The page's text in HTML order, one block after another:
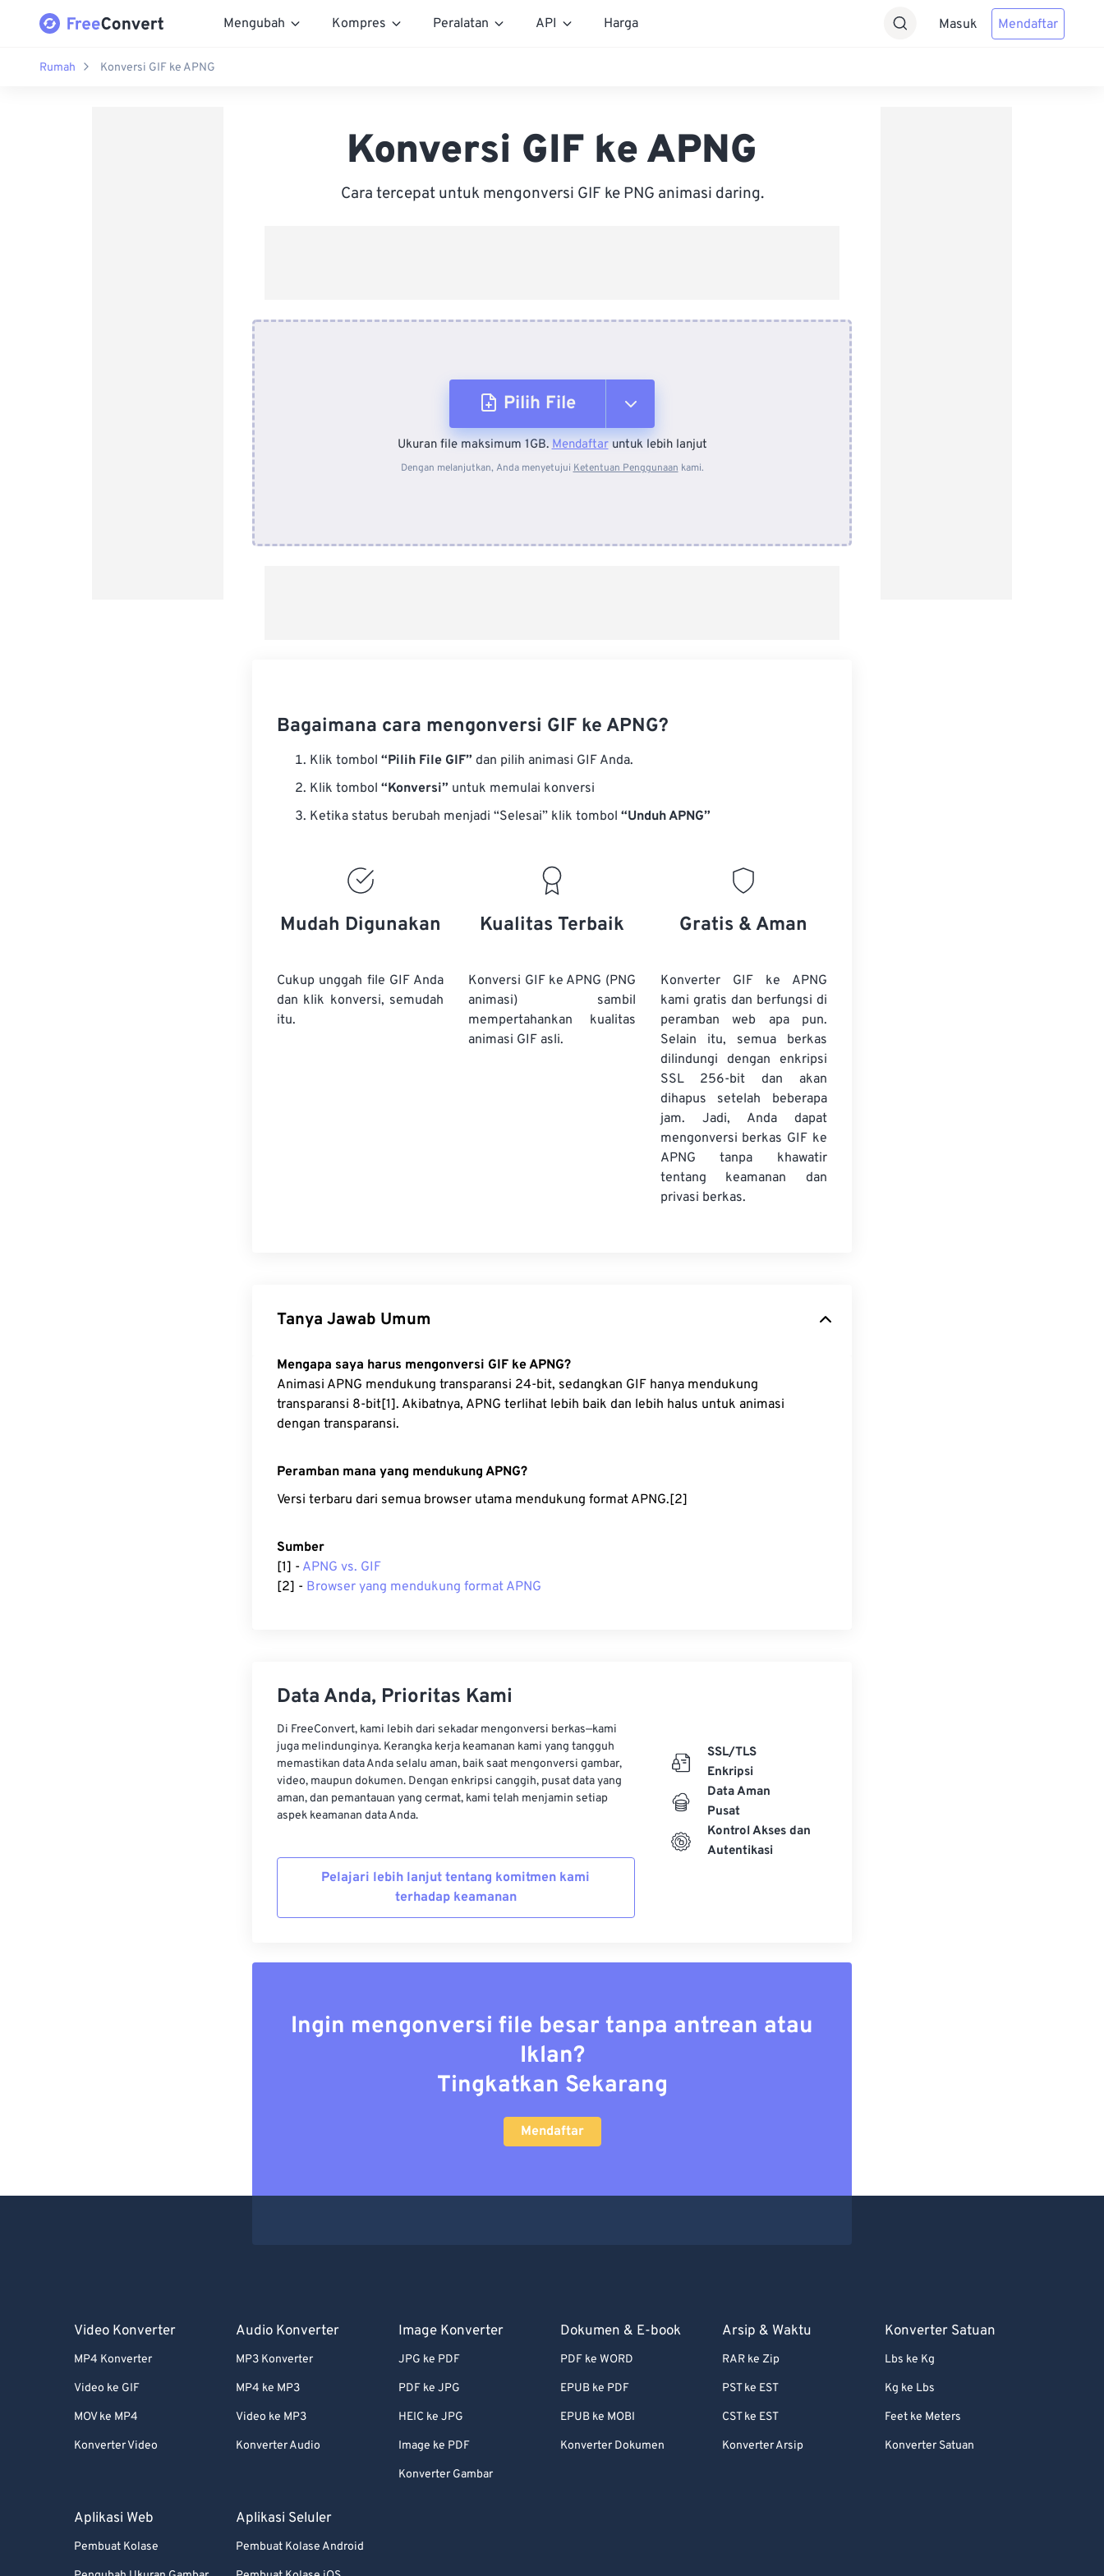
Mengubah Kompres Peralatan API Harga Masuk Mendaftar
Rumah Konversi GIF ke APNG
Konversi GIF ke APNG
Cara tercepat untuk mengonversi GIF ke PNG animasi daring.
Pilih File
Dari Perangkat
Ukuran file maksimum 1GB.Mendaftaruntuk lebih lanjut
Dengan melanjutkan, Anda menyetujui Ketentuan Penggunaan kami.
Bagaimana cara mengonversi GIF ke APNG?
Klik tombol “Pilih File GIF” dan pilih animasi GIF Anda.
Klik tombol “Konversi” untuk memulai konversi
Ketika status berubah menjadi “Selesai” klik tombol “Unduh APNG”
Mudah Digunakan
Cukup unggah file GIF Anda
dan klik konversi, semudah
itu.
Kualitas Terbaik
Konversi GIF ke APNG (PNG
animasi) sambil
mempertahankan kualitas
animasi GIF asli.
Gratis & Aman
Konverter GIF ke APNG
kami gratis dan berfungsi di
peramban web apa pun.
Selain itu, semua berkas
dilindungi dengan enkripsi
SSL 256-bit dan akan
dihapus setelah beberapa
jam. Jadi, Anda dapat
mengonversi berkas GIF ke
APNG tanpa khawatir
tentang keamanan dan
privasi berkas.
Tanya Jawab Umum
Mengapa saya harus mengonversi GIF ke APNG?
Animasi APNG mendukung transparansi 24-bit, sedangkan GIF hanya mendukung
transparansi 8-bit[1]. Akibatnya, APNG terlihat lebih baik dan lebih halus untuk animasi
dengan transparansi.
Peramban mana yang mendukung APNG?
Versi terbaru dari semua browser utama mendukung format APNG.[2]
Sumber
[1] - APNG vs. GIF
[2] - Browser yang mendukung format APNG
Data Anda, Prioritas Kami
Di FreeConvert, kami lebih dari sekadar mengonversi berkas—kami
juga melindunginya. Kerangka kerja keamanan kami yang tangguh
memastikan data Anda selalu aman, baik saat mengonversi gambar,
video, maupun dokumen. Dengan enkripsi canggih, pusat data yang
aman, dan pemantauan yang cermat, kami telah menjamin setiap
aspek keamanan data Anda.
Pelajari lebih lanjut tentang komitmen kami
terhadap keamanan
SSL/TLS
Enkripsi
Data Aman
Pusat
Kontrol Akses dan
Autentikasi
Ingin mengonversi file besar tanpa antrean atau
Iklan?
Tingkatkan Sekarang
Mendaftar
Video Konverter
MP4 Konverter
Video ke GIF
MOV ke MP4
Konverter Video
Audio Konverter
MP3 Konverter
MP4 ke MP3
Video ke MP3
Konverter Audio
Image Konverter
JPG ke PDF
PDF ke JPG
HEIC ke JPG
Image ke PDF
Konverter Gambar
Dokumen & E-book
PDF ke WORD
EPUB ke PDF
EPUB ke MOBI
Konverter Dokumen
Arsip & Waktu
RAR ke Zip
PST ke EST
CST ke EST
Konverter Arsip
Konverter Satuan
Lbs ke Kg
Kg ke Lbs
Feet ke Meters
Konverter Satuan
Aplikasi Web
Pembuat Kolase
Aplikasi Seluler
Pembuat Kolase Android